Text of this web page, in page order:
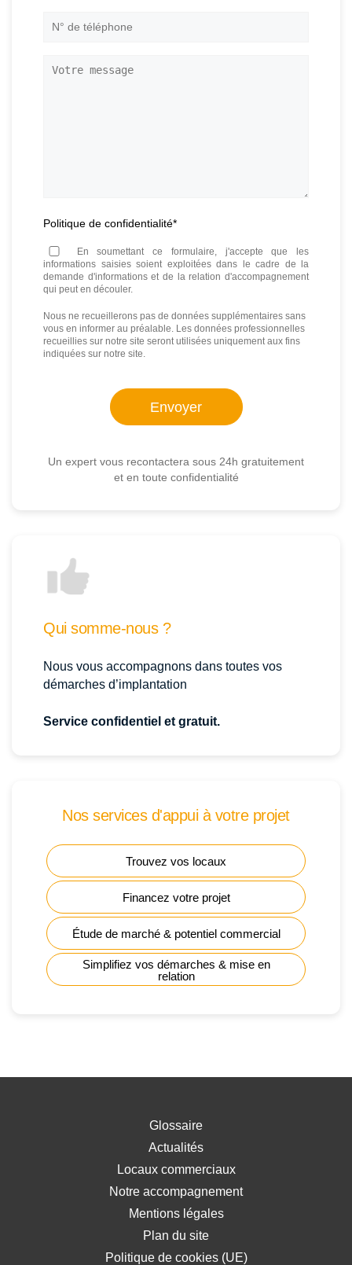
N°
Votre
Politique de confidentialité*
En soumettant ce formulaire, j'accepte que les
informations saisies soient exploitées dans le cadre de la
demande d'informations et de la relation d'accompagnement
qui peut en découler.
Nous ne recueillerons pas de données supplémentaires sans
vous en informer au préalable. Les données professionnelles
recueillies sur notre site seront utilisées uniquement aux fins
indiquées sur notre site.
Un expert vous recontactera sous 24h gratuitement
et en toute confidentialité
Qui somme-nous ?
Nous vous accompagnons dans toutes vos
démarches d’implantation
Service confidentiel et gratuit.
Nos services d'appui à votre projet
Trouvez vos locaux
Financez votre projet
Étude de marché & potentiel commercial
Simplifiez vos démarches & mise en
relation
Glossaire
Actualités
Locaux commerciaux
Notre accompagnement
Mentions légales
Plan du site
Politique de cookies (UE)